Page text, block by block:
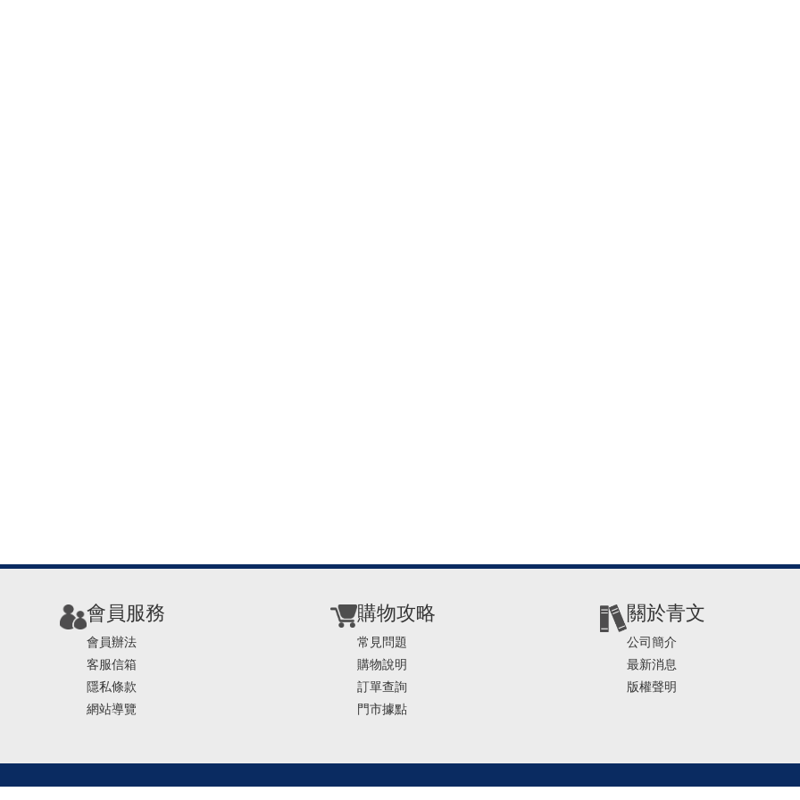
會員服務
會員辦法
客服信箱
隱私條款
網站導覽
購物攻略
常見問題
購物說明
訂單查詢
門市據點
關於青文
公司簡介
最新消息
版權聲明